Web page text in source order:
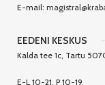
E-mail:
EEDENI KESKUS
Kalda tee 1c, Tartu
E-L 10-21, P 10-19